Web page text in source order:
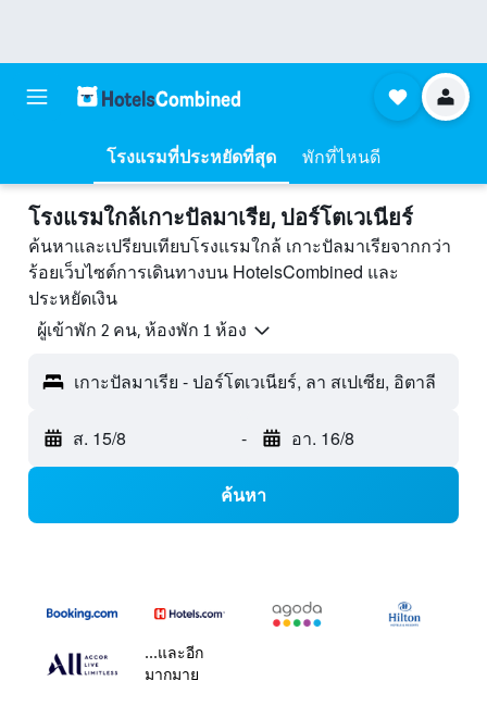
โรงแรมที่ประหยัดที่สุด พักที่ไหนดี
โรงแรมใกล้เกาะปัลมาเรีย, ปอร์โตเวเนียร์
ค้นหาและเปรียบเทียบโรงแรมใกล้ เกาะปัลมาเรียจากกว่า
ร้อยเว็บไซต์การเดินทางบน HotelsCombined และ
ประหยัดเงิน
ผู้เข้าพัก 2 คน, ห้องพัก 1 ห้อง
เกาะปัลมาเรีย - ปอร์โตเวเนียร์, ลา สเปเซีย, อิตาลี
ส. 15/8 - อา. 16/8
ค้นหา
...และอีก
มากมาย